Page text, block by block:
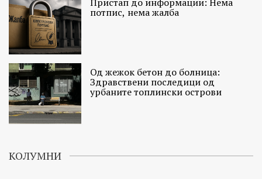
потпис, нема жалба
Од жежок бетон до болница:
Здравствени последици од
урбаните топлински острови
КОЛУМНИ